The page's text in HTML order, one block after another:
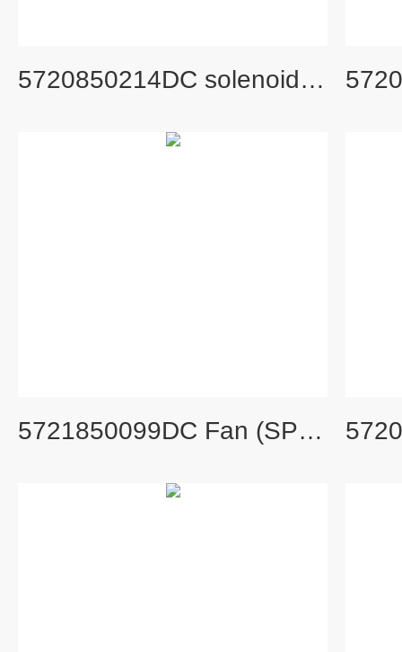
5720850214DC solenoid assy 旧货号： S412228A
5721850099DC Fan (SP)Ass’y 旧货号： S413993A